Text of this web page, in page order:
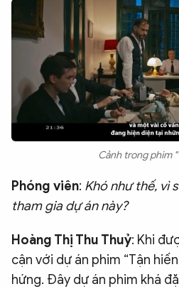
Cảnh trong phim
Phóng viên: Khó như thế, vì
tham gia dự án này?
Hoàng Thị Thu Thuỷ: Khi
cận với dự án phim “Tận
hứng. Đây dự án phim khá